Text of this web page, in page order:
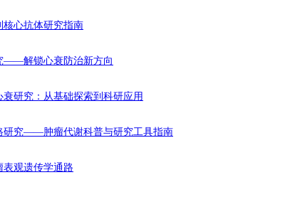
核心抗体研究指南
——解锁心衰防治新方向
研究：从基础探索到科研应用
研究——肿瘤代谢科普与研究工具指南
观遗传学通路